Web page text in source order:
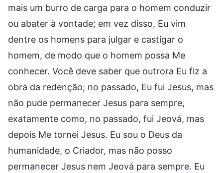
mais um burro de carga para o homem conduzir
ou abater à vontade; em vez disso, Eu vim
dentre os homens para julgar e castigar o
homem, de modo que o homem possa Me
conhecer. Você deve saber que outrora Eu fiz a
obra da redenção; no passado, Eu fui Jesus, mas
não pude permanecer Jesus para sempre,
exatamente como, no passado, fui Jeová, mas
depois Me tornei Jesus. Eu sou o Deus da
humanidade, o Criador, mas não posso
permanecer Jesus nem Jeová para sempre. Eu